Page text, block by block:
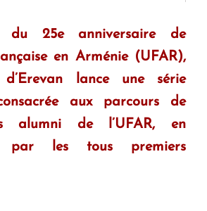
Hyatt Regency d'Arménie
à Dilijan
du 25e anniversaire de
en Arménie (UFAR),
lance une série
aux parcours de
alumni de l’UFAR, en
par les tous premiers